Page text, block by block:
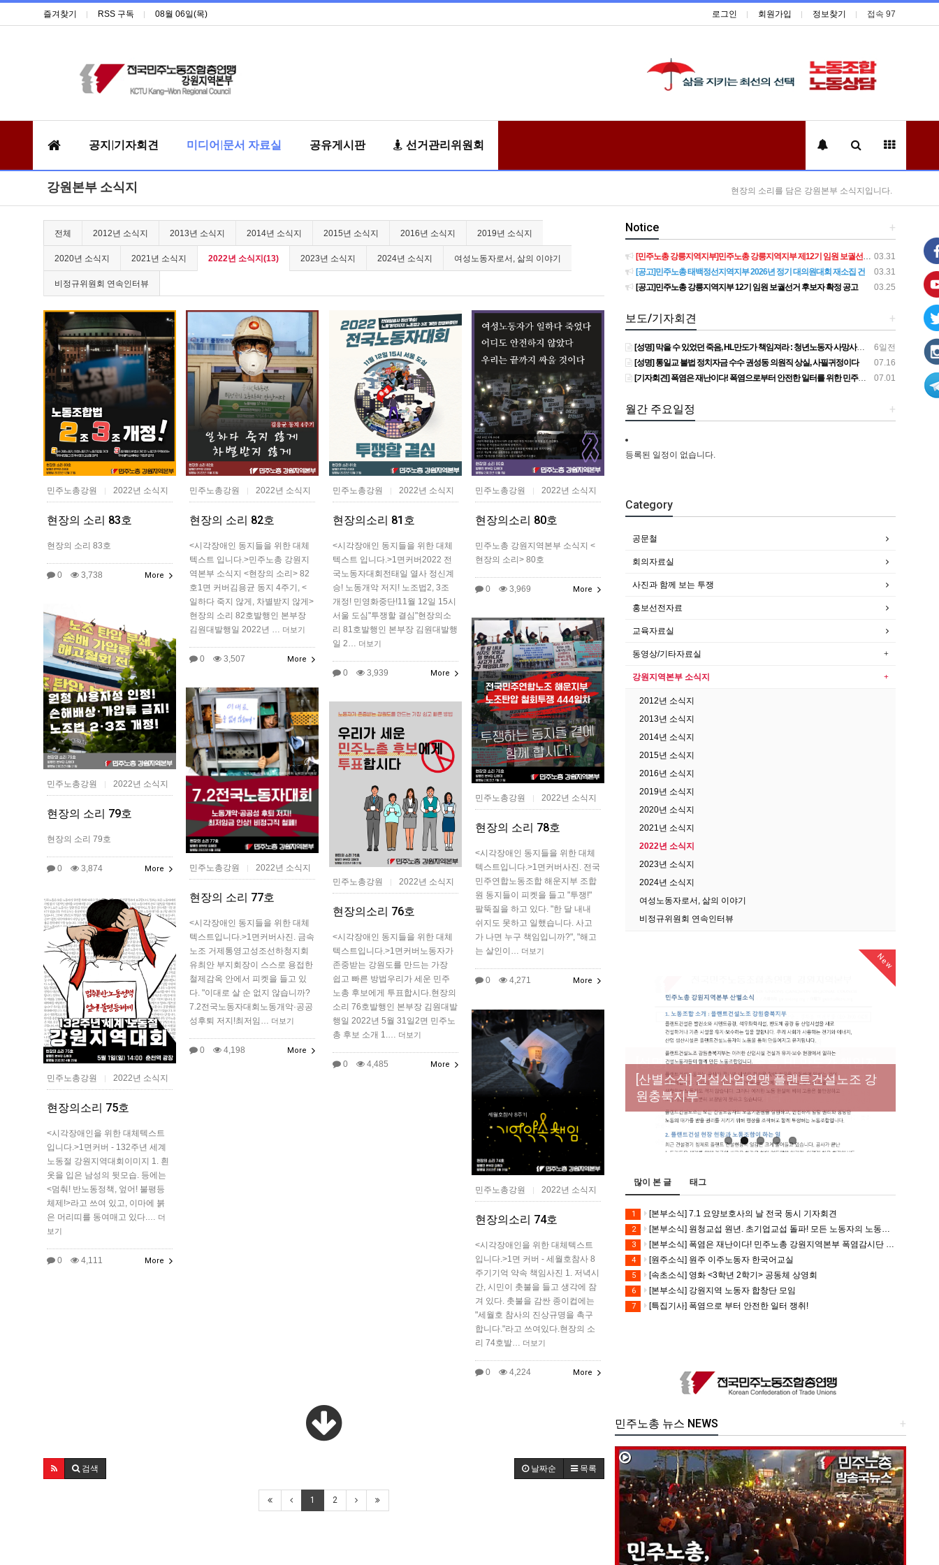
즐겨찾기 RSS 구독 08월 06일(목) 로그인 회원가입 정보찾기 접속 97
공지|기자회견 미디어|문서 자료실 공유게시판 선거관리위원회
강원본부 소식지 현장의 소리를 담은 강원본부 소식지입니다.
전체 2012년 소식지 2013년 소식지 2014년 소식지 2015년 소식지 2016년 소식지 2019년 소식지
2020년 소식지 2021년 소식지 2022년 소식지(13) 2023년 소식지 2024년 소식지 여성노동자로서, 삶의 이야기
비정규위원회 연속인터뷰
민주노총강원 | 2022년 소식지
현장의 소리 83호
현장의 소리 83호
0 3,738 More
민주노총강원 | 2022년 소식지
현장의 소리 82호
<시각장애인 동지들을 위한 대체
텍스트 입니다.>민주노총 강원지
역본부 소식지 <현장의 소리> 82
호1면 커버김용균 동지 4주기, <
일하다 죽지 않게, 차별받지 않게>
현장의 소리 82호발행인 본부장
김원대발행일 2022년 … 더보기
0 3,507 More
민주노총강원 | 2022년 소식지
현장의소리 81호
<시각장애인 동지들을 위한 대체
텍스트 입니다.>1면커버​2022 전
국노동자대회전태일 열사 정신계
승! 노동개악 저지! 노조법2, 3조
개정! 민영화중단!11월 12일 15시
서울 도심"투쟁할 결심"현장의소
리 81호발행인 본부장 김원대발행
일 2… 더보기
0 3,939 More
민주노총강원 | 2022년 소식지
현장의소리 80호
민주노총 강원지역본부 소식지 <
현장의 소리> 80호
0 3,969 More
민주노총강원 | 2022년 소식지
현장의 소리 79호
현장의 소리 79호
0 3,874 More
민주노총강원 | 2022년 소식지
현장의 소리 78호
<시각장애인 동지들을 위한 대체
텍스트입니다.>1면커버​사진. 전국
민주연합노동조합 해운지부 조합
원 동지들이 피켓을 들고 "투쟁!"
팔뚝질을 하고 있다. "한 달 내내
쉬지도 못하고 일했습니다. 사고
가 나면 누구 책임입니까?", "해고
는 살인이… 더보기
0 4,271 More
민주노총강원 | 2022년 소식지
현장의 소리 77호
<시각장애인 동지들을 위한 대체
텍스트입니다.>1면커버​사진. 금속
노조 거제통영고성조선하청지회
유최안 부지회장이 스스로 용접한
철제감옥 안에서 피켓을 들고 있
다. "이대로 살 순 없지 않습니까?
7.2전국노동자대회노동개악·공공
성후퇴 저지!최저임… 더보기
0 4,198 More
민주노총강원 | 2022년 소식지
현장의소리 76호
<시각장애인 동지들을 위한 대체
텍스트입니다.>1면커버노동자가
존중받는 강원도를 만드는 가장
쉽고 빠른 방법우리가 세운 민주
노총 후보에게 투표합시다.현장의
소리 76호발행인 본부장 김원대발
행일 2022년 5월 31일2면 민주노
총 후보 소개 1.… 더보기
0 4,485 More
민주노총강원 | 2022년 소식지
현장의소리 75호
<시각장애인을 위한 대체텍스트
입니다.>1면커버 - 132주년 세계
노동절 강원지역대회이미지 1. 흰
옷을 입은 남성의 뒷모습. 등에는
<멈춰! 반노동정책, 엎어! 불평등
체제!>라고 쓰여 있고, 이마에 붉
은 머리띠를 동여매고 있다.… 더
보기
0 4,111 More
민주노총강원 | 2022년 소식지
현장의소리 74호
<시각장애인을 위한 대체텍스트
입니다.>1면 커버 - 세월호참사 8
주기기억 약속 책임사진 1. 저녁시
간, 시민이 촛불을 들고 생각에 잠
겨 있다. 촛불을 감싼 종이컵에는
"세월호 참사의 진상규명을 촉구
합니다."라고 쓰여있다.현장의 소
리 74호발… 더보기
0 4,224 More
날짜순 목록
검색
1 2
+
Notice
03.31
[민주노총 강릉지역지부]민주노총 강릉지역지부 제12기 임원 보궐선거결과 공고
03.31
[공고]민주노총 태백정선지역지부 2026년 정기 대의원대회 재소집 건
03.25
[공고]민주노총 강릉지역지부 12기 임원 보궐선거 후보자 확정 공고
+
보도/기자회견
6일전
[성명] 막을 수 있었던 죽음, HL만도가 책임져라 : 청년노동자 사망사고의 철저한 진상규명과 재발방지 대책 마련하라
07.16
[성명] 통일교 불법 정치자금 수수 권성동 의원직 상실, 사필귀정이다
07.01
[기자회견] 폭염은 재난이다! 폭염으로부터 안전한 일터를 위한 민주노총 강원지역본부 폭염감시단 선포 기자회견
+
월간 주요일정
등록된 일정이 없습니다.
Category
공문철
회의자료실
사진과 함께 보는 투쟁
홍보선전자료
교육자료실
동영상/기타자료실
강원지역본부 소식지
2012년 소식지
2013년 소식지
2014년 소식지
2015년 소식지
2016년 소식지
2019년 소식지
2020년 소식지
2021년 소식지
2022년 소식지
2023년 소식지
2024년 소식지
여성노동자로서, 삶의 이야기
비정규위원회 연속인터뷰
New
[성명] 막을 수 있었던 죽음, HL만도가 책임져
라 : 청년노동자 사망사고의 철저한 진상규명
과 재발방지 대책 마련하라
New
[산별소식] 건설산업연맹 플랜트건설노조 강
원충북지부
New
[강릉,속초,원주,춘천] 폭염감시단 사업 이모저
모
[조합원☆인터뷰] 서비스연맹 전국학교비정
규직노동조합 강원지부 김유미 춘천지회장
[본부소식] 강원지역 노동자 합창단 모임
많이 본 글 태그
1 [본부소식] 7.1 요양보호사의 날 전국 동시 기자회견
2 [본부소식] 원청교섭 원년. 초기업교섭 돌파! 모든 노동자의 노동기본권 쟁취! 민주노총 7.15 총파업대회
3 [본부소식] 폭염은 재난이다! 민주노총 강원지역본부 폭염감시단 선포 기자회견
4 [원주소식] 원주 이주노동자 한국어교실
5 [속초소식] 영화 <3학년 2학기> 공동체 상영회
6 [본부소식] 강원지역 노동자 합창단 모임
7 [특집기사] 폭염으로 부터 안전한 일터 쟁취!
+
민주노총 뉴스 NEWS